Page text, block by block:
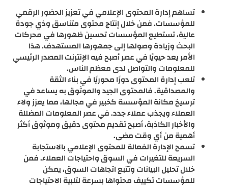
تساهم إدارة المحتوى الإعلامي في تعزيز الحضور الرقمي
للمؤسسات. فمن خلال إنتاج محتوى متناسق وذي جودة
عالية، تستطيع المؤسسات تحسين ظهورها في محركات
البحث وزيادة وصولها إلى جمهورها المستهدف. هذا
الأمر يعد حيويًا في عصر أصبح فيه الإنترنت المصدر الرئيسي
للمعلومات والتواصل لدى معظم الناس.
تلعب إدارة المحتوى دورًا محوريًا في بناء الثقة
والمصداقية. فالمحتوى الجيد والموثوق به يساعد في
ترسيخ مكانة المؤسسة كخبير في مجالها، مما يعزز ولاء
العملاء ويجذب عملاء جدد. في عصر المعلومات المضللة
والأخبار الكاذبة، أصبح تقديم محتوى دقيق وموثوق أكثر
أهمية من أي وقت مضى.
تسمح الإدارة الفعالة للمحتوى الإعلامي بالاستجابة
السريعة للتغيرات في السوق واحتياجات العملاء. فمن
خلال تحليل البيانات وتتبع اتجاهات السوق، يمكن
للمؤسسات تكييف محتواها بسرعة لتلبية الاحتياجات